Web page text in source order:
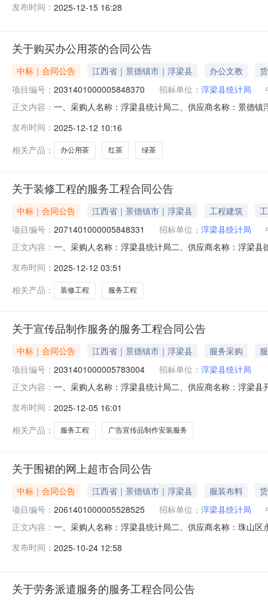
无八、联系方式1、采购人名称：浮梁县统计局联系人：
发布时间： 2025-12-15 16:28
关于购买办公用茶的合同公告
中标｜合同公告 江西省｜景德镇市｜浮梁县 办公文教
项目编号： 2031401000005848370 招标单位： 浮梁县统计局
正文内容： 一、采购人名称：浮梁县统计局二、供应商名称：景德
基本概况：七、其它事项：无八、联系方式1、采购人名
发布时间： 2025-12-12 10:16
相关产品：
办公用茶 红茶 绿茶
关于装修工程的服务工程合同公告
中标｜合同公告 江西省｜景德镇市｜浮梁县 工程建筑
项目编号： 2071401000005848331 招标单位： 浮梁县统计局
正文内容： 一、采购人名称：浮梁县统计局二、供应商名称：浮梁
八、联系方式1、采购人名称：浮梁县统计局联系人：江
发布时间： 2025-12-12 03:51
相关产品：
装修工程 服务工程
关于宣传品制作服务的服务工程合同公告
中标｜合同公告 江西省｜景德镇市｜浮梁县 服务采购
项目编号： 2031401000005783004 招标单位： 浮梁县统计局
正文内容： 一、采购人名称：浮梁县统计局二、供应商名称：浮梁
无八、联系方式1、采购人名称：浮梁县统计局联系人：
发布时间： 2025-12-05 16:01
相关产品：
服务工程 广告宣传品制作安装服务
关于围裙的网上超市合同公告
中标｜合同公告 江西省｜景德镇市｜浮梁县 服装布料
项目编号： 2061401000005528525 招标单位： 浮梁县统计局
正文内容： 一、采购人名称：浮梁县统计局二、供应商名称：珠山
项：无八、联系方式1、采购人名称：浮梁县统计局联系
发布时间： 2025-10-24 12:58
关于劳务派遣服务的服务工程合同公告